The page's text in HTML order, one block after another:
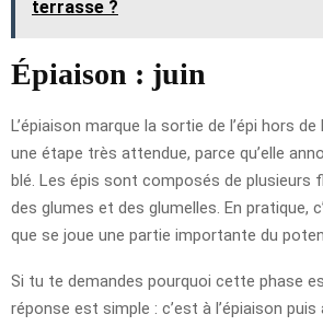
terrasse ?
Épiaison : juin
L’épiaison marque la sortie de l’épi hors
une étape très attendue, parce qu’elle
blé. Les épis sont composés de plusieurs
des glumes et des glumelles. En pratique,
que se joue une partie importante du
Si tu te demandes pourquoi cette phase
réponse est simple : c’est à l’épiaison